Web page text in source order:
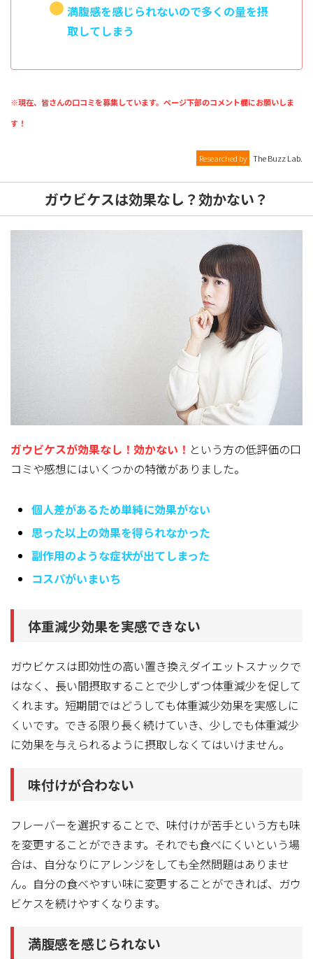
満腹感を感じられないので多くの量を摂
取してしまう
※現在、皆さんの口コミを募集しています。ページ下部のコメント欄にお願いしま
す！
Researched by The Buzz Lab.
ガウビケスは効果なし？効かない？
ガウビケスが効果なし！効かない！ という方の低評価の口
コミや感想にはいくつかの特徴がありました。
個人差があるため単純に効果がない
思った以上の効果を得られなかった
副作用のような症状が出てしまった
コスパがいまいち
体重減少効果を実感できない
ガウビケスは即効性の高い置き換えダイエットスナックで
はなく、長い間摂取することで少しずつ体重減少を促して
くれます。短期間ではどうしても体重減少効果を実感しに
くいです。できる限り長く続けていき、少しでも体重減少
に効果を与えられるように摂取しなくてはいけません。
味付けが合わない
フレーバーを選択することで、味付けが苦手という方も味
を変更することができます。それでも食べにくいという場
合は、自分なりにアレンジをしても全然問題はありませ
ん。自分の食べやすい味に変更することができれば、ガウ
ビケスを続けやすくなります。
満腹感を感じられない